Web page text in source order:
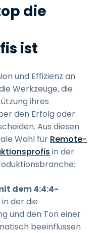
die
ist
und Effizienz an
Werkzeuge, die
ihres
den Erfolg oder
Aus diesen
Wahl für Remote-
in der
dem 4:4:4-
der die
und den Ton einer
beeinflussen